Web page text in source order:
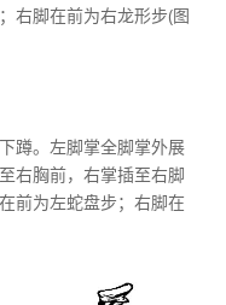
右脚在前为右龙形步(图
蹲。左脚掌全脚掌外展
右胸前，右掌插至右脚
前为左蛇盘步；右脚在